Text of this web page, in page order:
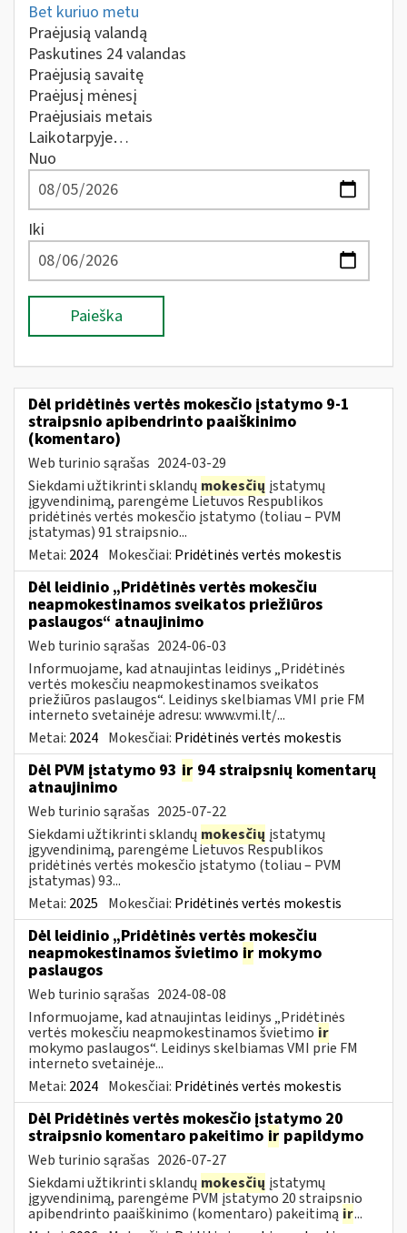
Bet kuriuo metu
Praėjusią valandą
Paskutines 24 valandas
Praėjusią savaitę
Praėjusį mėnesį
Praėjusiais metais
Laikotarpyje…
Nuo
Iki
Paieška
Dėl pridėtinės vertės mokesčio įstatymo 9-1
straipsnio apibendrinto paaiškinimo
(komentaro)
Web turinio sąrašas 2024-03-29
Siekdami užtikrinti sklandų mokesčių įstatymų
įgyvendinimą, parengėme Lietuvos Respublikos
pridėtinės vertės mokesčio įstatymo (toliau – PVM
įstatymas) 91 straipsnio...
Metai: 2024 Mokesčiai: Pridėtinės vertės mokestis
Dėl leidinio „Pridėtinės vertės mokesčiu
neapmokestinamos sveikatos priežiūros
paslaugos“ atnaujinimo
Web turinio sąrašas 2024-06-03
Informuojame, kad atnaujintas leidinys „Pridėtinės
vertės mokesčiu neapmokestinamos sveikatos
priežiūros paslaugos“. Leidinys skelbiamas VMI prie FM
interneto svetainėje adresu: www.vmi.lt/...
Metai: 2024 Mokesčiai: Pridėtinės vertės mokestis
Dėl PVM įstatymo 93 ir 94 straipsnių komentarų
atnaujinimo
Web turinio sąrašas 2025-07-22
Siekdami užtikrinti sklandų mokesčių įstatymų
įgyvendinimą, parengėme Lietuvos Respublikos
pridėtinės vertės mokesčio įstatymo (toliau – PVM
įstatymas) 93...
Metai: 2025 Mokesčiai: Pridėtinės vertės mokestis
Dėl leidinio „Pridėtinės vertės mokesčiu
neapmokestinamos švietimo ir mokymo
paslaugos
Web turinio sąrašas 2024-08-08
Informuojame, kad atnaujintas leidinys „Pridėtinės
vertės mokesčiu neapmokestinamos švietimo ir
mokymo paslaugos“. Leidinys skelbiamas VMI prie FM
interneto svetainėje...
Metai: 2024 Mokesčiai: Pridėtinės vertės mokestis
Dėl Pridėtinės vertės mokesčio įstatymo 20
straipsnio komentaro pakeitimo ir papildymo
Web turinio sąrašas 2026-07-27
Siekdami užtikrinti sklandų mokesčių įstatymų
įgyvendinimą, parengėme PVM įstatymo 20 straipsnio
apibendrinto paaiškinimo (komentaro) pakeitimą ir...